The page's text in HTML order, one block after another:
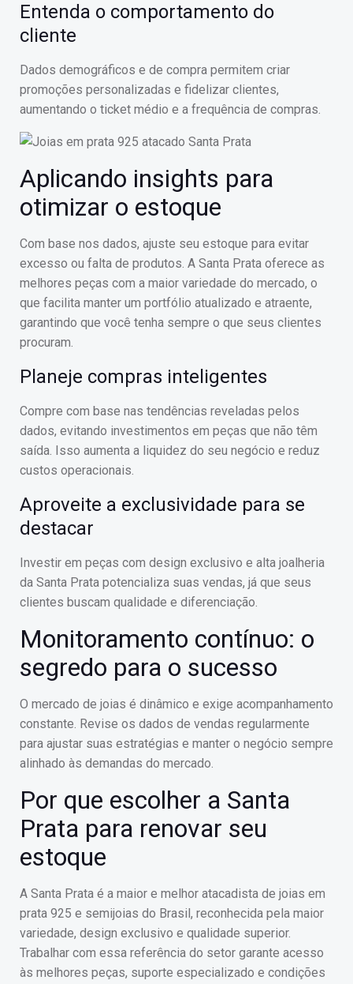
Entenda o comportamento do
cliente
Dados demográficos e de compra permitem criar
promoções personalizadas e fidelizar clientes,
aumentando o ticket médio e a frequência de compras.
Aplicando insights para
otimizar o estoque
Com base nos dados, ajuste seu estoque para evitar
excesso ou falta de produtos. A Santa Prata oferece as
melhores peças com a maior variedade do mercado, o
que facilita manter um portfólio atualizado e atraente,
garantindo que você tenha sempre o que seus clientes
procuram.
Planeje compras inteligentes
Compre com base nas tendências reveladas pelos
dados, evitando investimentos em peças que não têm
saída. Isso aumenta a liquidez do seu negócio e reduz
custos operacionais.
Aproveite a exclusividade para se
destacar
Investir em peças com design exclusivo e alta joalheria
da Santa Prata potencializa suas vendas, já que seus
clientes buscam qualidade e diferenciação.
Monitoramento contínuo: o
segredo para o sucesso
O mercado de joias é dinâmico e exige acompanhamento
constante. Revise os dados de vendas regularmente
para ajustar suas estratégias e manter o negócio sempre
alinhado às demandas do mercado.
Por que escolher a Santa
Prata para renovar seu
estoque
A Santa Prata é a maior e melhor atacadista de joias em
prata 925 e semijoias do Brasil, reconhecida pela maior
variedade, design exclusivo e qualidade superior.
Trabalhar com essa referência do setor garante acesso
às melhores peças, suporte especializado e condições